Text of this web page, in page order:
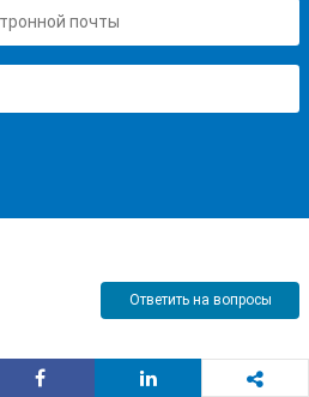
Ответить на вопросы